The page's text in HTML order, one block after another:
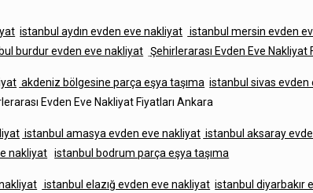
istanbul aydın evden eve nakliyat istanbul mersin evden
burdur evden eve nakliyat Şehirlerarası Evden Eve Nakliyat
akdeniz bölgesine parça eşya taşıma istanbul sivas evden
Evden Eve Nakliyat Fiyatları Ankara
istanbul amasya evden eve nakliyat istanbul aksaray
nakliyat istanbul bodrum parça eşya taşıma
istanbul elazığ evden eve nakliyat istanbul diyarbakır